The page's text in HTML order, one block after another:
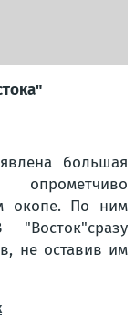
большая
окопе. По ним
не оставив им